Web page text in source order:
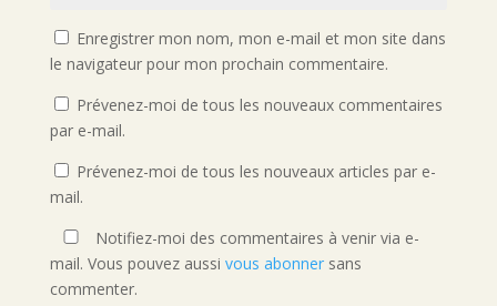
Enregistrer mon nom, mon e-mail et mon site dans
le navigateur pour mon prochain commentaire.
Prévenez-moi de tous les nouveaux commentaires
par e-mail.
Prévenez-moi de tous les nouveaux articles par e-
mail.
Notifiez-moi des commentaires à venir via e-
mail. Vous pouvez aussi vous abonnersans
commenter.